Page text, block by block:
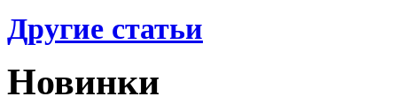
Другие статьи
Новинки